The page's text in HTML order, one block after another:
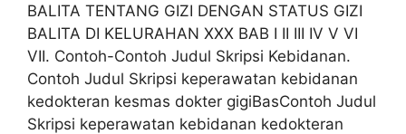
BALITA TENTANG GIZI DENGAN STATUS GIZI
BALITA DI KELURAHAN XXX BAB I II III IV V VI
VII. Contoh-Contoh Judul Skripsi Kebidanan.
Contoh Judul Skripsi keperawatan kebidanan
kedokteran kesmas dokter gigiBasContoh Judul
Skripsi keperawatan kebidanan kedokteran